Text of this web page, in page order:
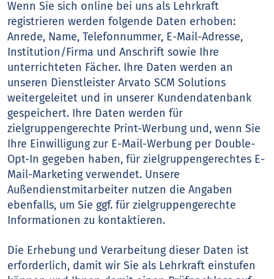
Wenn Sie sich online bei uns als Lehrkraft
registrieren werden folgende Daten erhoben:
Anrede, Name, Telefonnummer, E-Mail-Adresse,
Institution/Firma und Anschrift sowie Ihre
unterrichteten Fächer. Ihre Daten werden an
unseren Dienstleister Arvato SCM Solutions
weitergeleitet und in unserer Kundendatenbank
gespeichert. Ihre Daten werden für
zielgruppengerechte Print-Werbung und, wenn Sie
Ihre Einwilligung zur E-Mail-Werbung per Double-
Opt-In gegeben haben, für zielgruppengerechtes E-
Mail-Marketing verwendet. Unsere
Außendienstmitarbeiter nutzen die Angaben
ebenfalls, um Sie ggf. für zielgruppengerechte
Informationen zu kontaktieren.
Die Erhebung und Verarbeitung dieser Daten ist
erforderlich, damit wir Sie als Lehrkraft einstufen